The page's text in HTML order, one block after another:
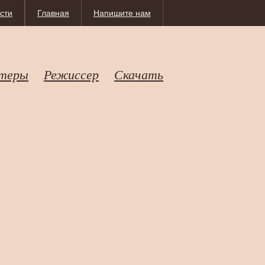
Напишите нам
Главная
Режиссер Скачать